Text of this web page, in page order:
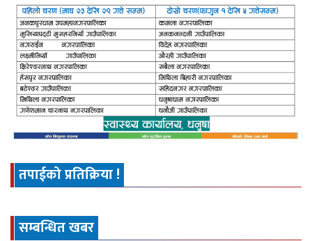
तपाईको प्रतिक्रिया !
सम्बन्धित खबर